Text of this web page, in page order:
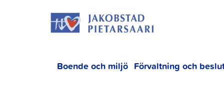
Boende och miljö Förvaltning och